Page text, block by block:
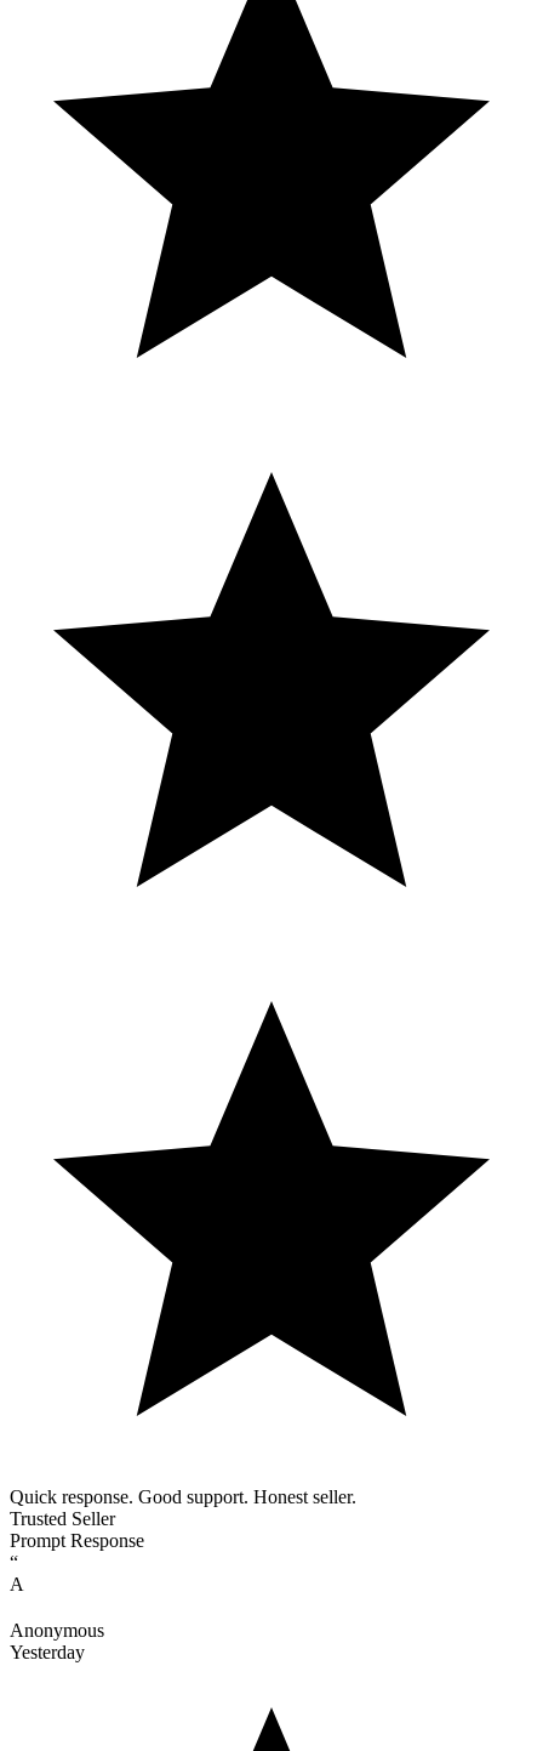
Quick response. Good support. Honest seller.
Trusted Seller
Prompt Response
“
A
Anonymous
Yesterday